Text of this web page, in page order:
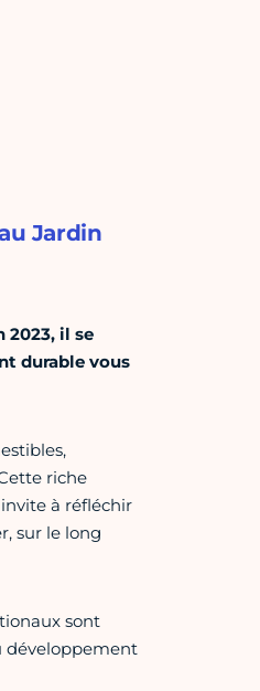
Jardin
2023, il se
durable vous
riche
à réfléchir
sur le long
sont
développement